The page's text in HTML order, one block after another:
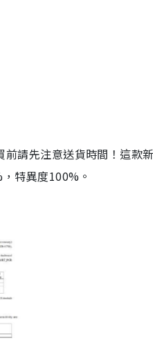
請先注意送貨時間！這款
特異度100%。